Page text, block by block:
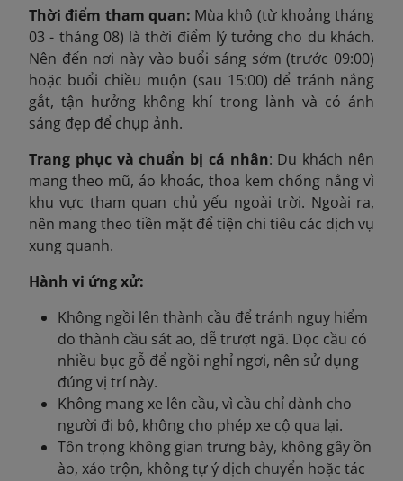
Thời điểm tham quan: Mùa khô (từ khoảng tháng
03 - tháng 08) là thời điểm lý tưởng cho du khách.
Nên đến nơi này vào buổi sáng sớm (trước 09:00)
hoặc buổi chiều muộn (sau 15:00) để tránh nắng
gắt, tận hưởng không khí trong lành và có ánh
sáng đẹp để chụp ảnh.
Trang phục và chuẩn bị cá nhân: Du khách nên
mang theo mũ, áo khoác, thoa kem chống nắng vì
khu vực tham quan chủ yếu ngoài trời. Ngoài ra,
nên mang theo tiền mặt để tiện chi tiêu các dịch vụ
xung quanh.
Hành vi ứng xử:
Không ngồi lên thành cầu để tránh nguy hiểm
do thành cầu sát ao, dễ trượt ngã. Dọc cầu có
nhiều bục gỗ để ngồi nghỉ ngơi, nên sử dụng
đúng vị trí này.
Không mang xe lên cầu, vì cầu chỉ dành cho
người đi bộ, không cho phép xe cộ qua lại.
Tôn trọng không gian trưng bày, không gây ồn
ào, xáo trộn, không tự ý dịch chuyển hoặc tác